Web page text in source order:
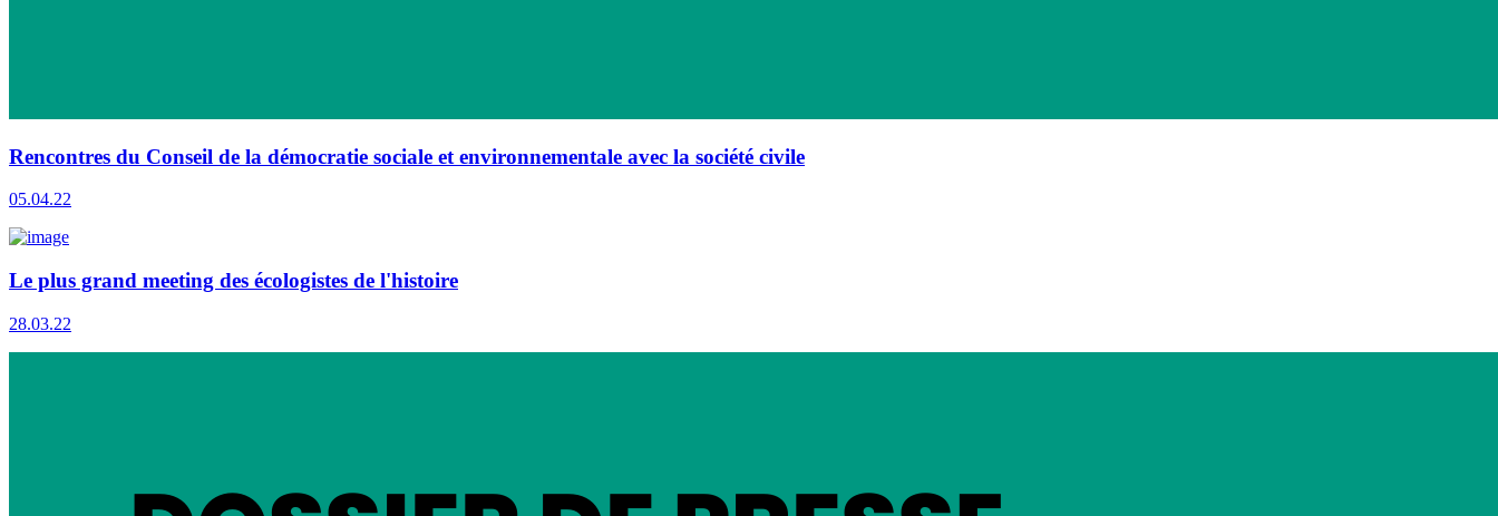
Rencontres du Conseil de la démocratie sociale et environnementale avec la société civile
05.04.22
Le plus grand meeting des écologistes de l'histoire
28.03.22